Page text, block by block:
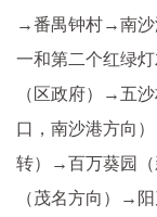
→番禺钟村→南沙
一和第二个红绿
（区政府）→五
口，南沙港方向
转）→百万葵园
（茂名方向）→